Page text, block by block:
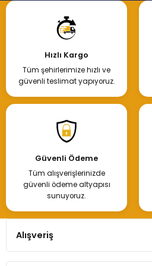
Hızlı Kargo
Tüm şehirlerimize hızlı ve
güvenli teslimat yapıyoruz.
Güvenli Ödeme
Tüm alışverişlerinizde
güvenli ödeme altyapısı
sunuyoruz.
Alışveriş